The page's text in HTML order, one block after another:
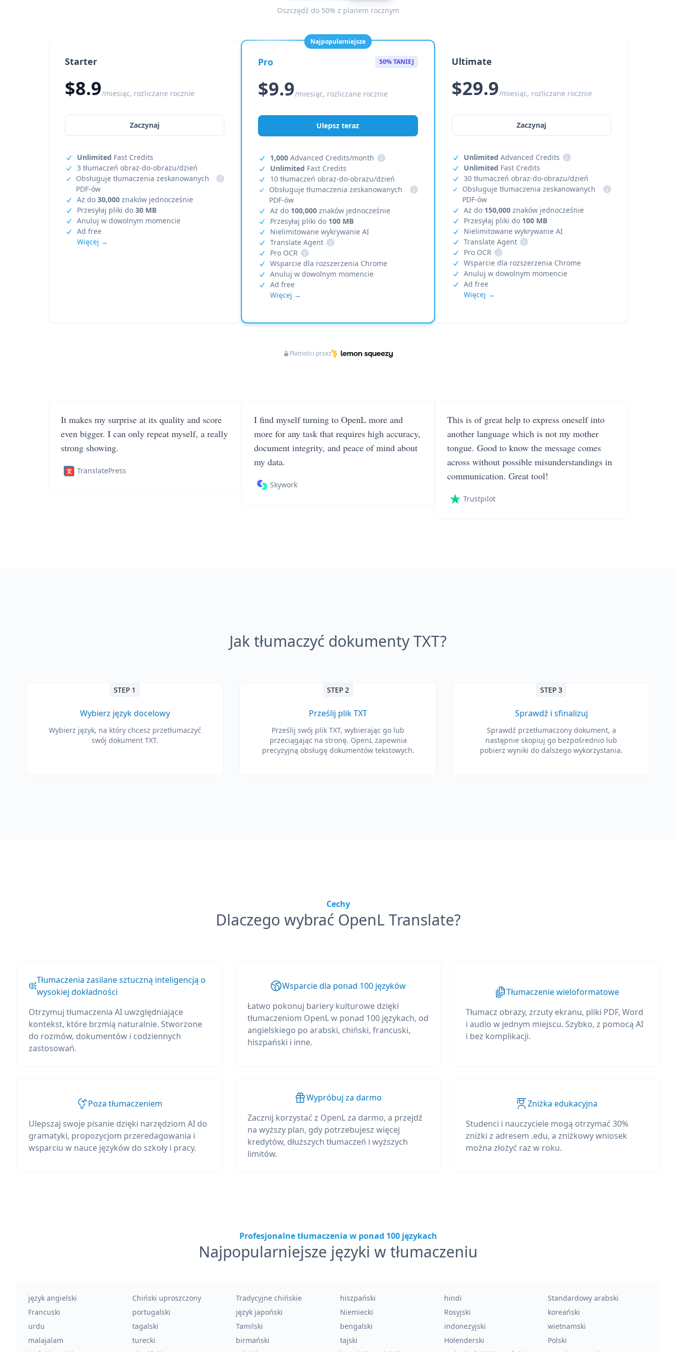
Oszczędź do 50% z planem rocznym
Starter
$8.9/miesiąc, rozliczane rocznie
Zaczynaj
Unlimited Fast Credits
3 tłumaczeń obraz-do-obrazu/dzień
Obsługuje tłumaczenia zeskanowanych
PDF-ów
i
Aż do 30,000 znaków jednocześnie
Przesyłaj pliki do 30 MB
Anuluj w dowolnym momencie
Ad free
Więcej →
Najpopularniejsze
Pro 50% TANIEJ
$9.9/miesiąc, rozliczane rocznie
Ulepsz teraz
1,000 Advanced Credits/month
i
Unlimited Fast Credits
10 tłumaczeń obraz-do-obrazu/dzień
Obsługuje tłumaczenia zeskanowanych
PDF-ów
i
Aż do 100,000 znaków jednocześnie
Przesyłaj pliki do 100 MB
Nielimitowane wykrywanie AI
Translate Agent
i
Pro OCR
i
Wsparcie dla rozszerzenia Chrome
Anuluj w dowolnym momencie
Ad free
Więcej →
Ultimate
$29.9/miesiąc, rozliczane rocznie
Zaczynaj
Unlimited Advanced Credits
i
Unlimited Fast Credits
30 tłumaczeń obraz-do-obrazu/dzień
Obsługuje tłumaczenia zeskanowanych
PDF-ów
i
Aż do 150,000znaków jednocześnie
Przesyłaj pliki do 100 MB
Nielimitowane wykrywanie AI
Translate Agent
i
Pro OCR
i
Wsparcie dla rozszerzenia Chrome
Anuluj w dowolnym momencie
Ad free
Więcej →
Płatności przez
It makes my surprise at its quality and score
even bigger. I can only repeat myself, a really
strong showing.
TranslatePress
I find myself turning to OpenL more and
more for any task that requires high accuracy,
document integrity, and peace of mind about
my data.
Skywork
This is of great help to express oneself into
another language which is not my mother
tongue. Good to know the message comes
across without possible misunderstandings in
communication. Great tool!
Trustpilot
Jak tłumaczyć dokumenty TXT?
STEP 1
Wybierz język docelowy
Wybierz język, na który chcesz przetłumaczyć
swój dokument TXT.
STEP 2
Prześlij plik TXT
Prześlij swój plik TXT, wybierając go lub
przeciągając na stronę. OpenL zapewnia
precyzyjną obsługę dokumentów tekstowych.
STEP 3
Sprawdź i sfinalizuj
Sprawdź przetłumaczony dokument, a
następnie skopiuj go bezpośrednio lub
pobierz wyniki do dalszego wykorzystania.
Cechy
Dlaczego wybrać OpenL Translate?
Tłumaczenia zasilane sztuczną inteligencją o
wysokiej dokładności
Otrzymuj tłumaczenia AI uwzględniające
kontekst, które brzmią naturalnie. Stworzone
do rozmów, dokumentów i codziennych
zastosowań.
Wsparcie dla ponad 100 języków
Łatwo pokonuj bariery kulturowe dzięki
tłumaczeniom OpenL w ponad 100 językach, od
angielskiego po arabski, chiński, francuski,
hiszpański i inne.
Tłumaczenie wieloformatowe
Tłumacz obrazy, zrzuty ekranu, pliki PDF, Word
i audio w jednym miejscu. Szybko, z pomocą AI
i bez komplikacji.
Poza tłumaczeniem
Ulepszaj swoje pisanie dzięki narzędziom AI do
gramatyki, propozycjom przeredagowania i
wsparciu w nauce języków do szkoły i pracy.
Wypróbuj za darmo
Zacznij korzystać z OpenL za darmo, a przejdź
na wyższy plan, gdy potrzebujesz więcej
kredytów, dłuższych tłumaczeń i wyższych
limitów.
Zniżka edukacyjna
Studenci i nauczyciele mogą otrzymać 30%
zniżki z adresem .edu, a zniżkowy wniosek
można złożyć raz w roku.
Profesjonalne tłumaczenia w ponad 100 językach
Najpopularniejsze języki w tłumaczeniu
język angielski Chiński uproszczony Tradycyjne chińskie hiszpański hindi
Standardowy arabski
Francuski
portugalski język japoński Niemiecki Rosyjski
koreański
urdu
tagalski Tamilski bengalski indonezyjski
wietnamski
malajalam
turecki birmański tajski Holenderski
Polski